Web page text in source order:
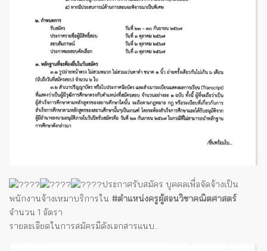
ประกาศรับสมัคร บุคคลเพื่อจัดจ้างเป็น
พนักงานจ้างเหมาบริการใน #ตำแหน่งครูผู้สอนวิชาคณิตศาสตร์
จำนวน 1 อัตรา
รายละเอียดในการสมัครมีดังเอกสารแนบ...